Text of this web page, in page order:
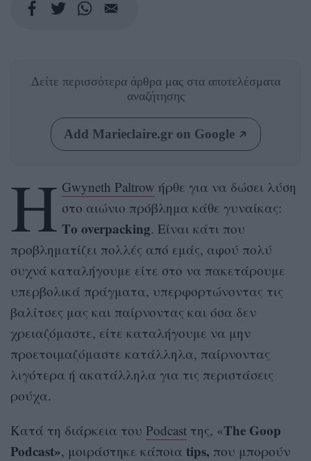
Δείτε περισσότερα άρθρα μας στα αποτελέσματα
αναζήτησης
Add Marieclaire.gr on Google
Η Gwyneth Paltrow ήρθε για να δώσει λύση
στο αιώνιο πρόβλημα κάθε γυναίκας:
Το overpacking. Είναι κάτι που
προβληματίζει πολλές από εμάς, αφού πολύ
συχνά καταλήγουμε είτε στο να πακετάρουμε
υπερβολικά πράγματα, υπερφορτώνοντας τις
βαλίτσες μας και παίρνοντας και όσα δεν
χρειαζόμαστε, είτε καταλήγουμε να μην
προετοιμαζόμαστε κατάλληλα, παίρνοντας
λιγότερα ή ακατάλληλα για τις περιστάσεις
ρούχα.
Κατά τη διάρκεια του Podcast της, «The Goop
Podcast», μοιράστηκε κάποια tips, που μπορούν